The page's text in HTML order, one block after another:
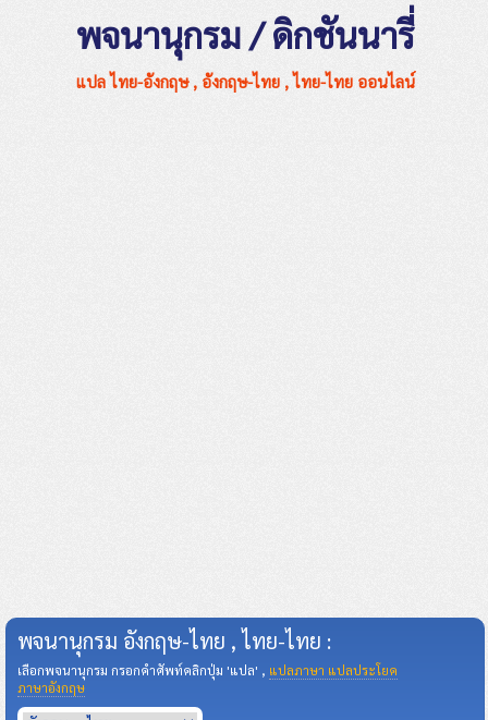
พจนานุกรม / ดิกชันนารี่
แปล ไทย-อังกฤษ , อังกฤษ-ไทย , ไทย-ไทย ออนไลน์
พจนานุกรม อังกฤษ-ไทย , ไทย-ไทย :
เลือกพจนานุกรม กรอกคำศัพท์คลิกปุ่ม 'แปล' , แปลภาษา แปลประโยค
ภาษาอังกฤษ